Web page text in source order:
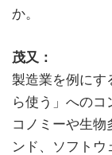
か。
茂又：
製造業を例にす
ら使う」への
コノミーや生物
ンド、ソフトウ